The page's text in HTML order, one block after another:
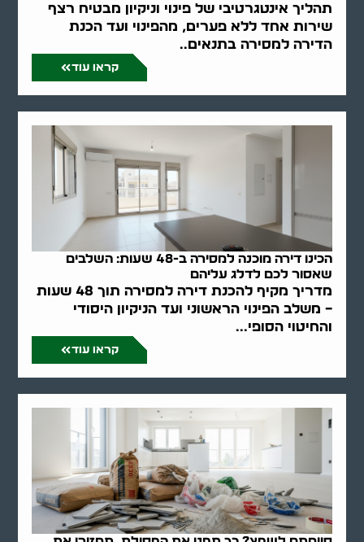
תהליך אינטגרטיבי של פינוי וניקיון מבטיח רצף
שירות אחד ללא פערים, מהפינוי ועד הכנת
הדירה למסירה בתנאים..
קראו עוד
הכינו דירה מוכנה למסירה ב-48 שעות: השלבים
שאסור לכם לדלג עליהם
מדריך מקיף להכנת דירה למסירה תוך 48 שעות
– משלב הפינוי הראשוני ועד הניקיון היסודי
והחיטוי הסופי...
קראו עוד